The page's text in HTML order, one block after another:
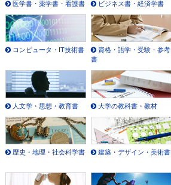
医学書・薬学書・看護書 ビジネス書・経済学書
コンピュータ・IT技術書
資格・語学・受験・参考
書
人文学・思想・教育書 大学の教科書・教材
歴史・地理・社会科学書 建築・デザイン・美術書